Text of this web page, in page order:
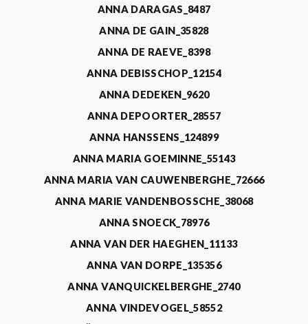
ANNA DARAGAS_8487
ANNA DE GAIN_35828
ANNA DE RAEVE_8398
ANNA DEBISSCHOP_12154
ANNA DEDEKEN_9620
ANNA DEPOORTER_28557
ANNA HANSSENS_124899
ANNA MARIA GOEMINNE_55143
ANNA MARIA VAN CAUWENBERGHE_72666
ANNA MARIE VANDENBOSSCHE_38068
ANNA SNOECK_78976
ANNA VAN DER HAEGHEN_11133
ANNA VAN DORPE_135356
ANNA VANQUICKELBERGHE_2740
ANNA VINDEVOGEL_58552